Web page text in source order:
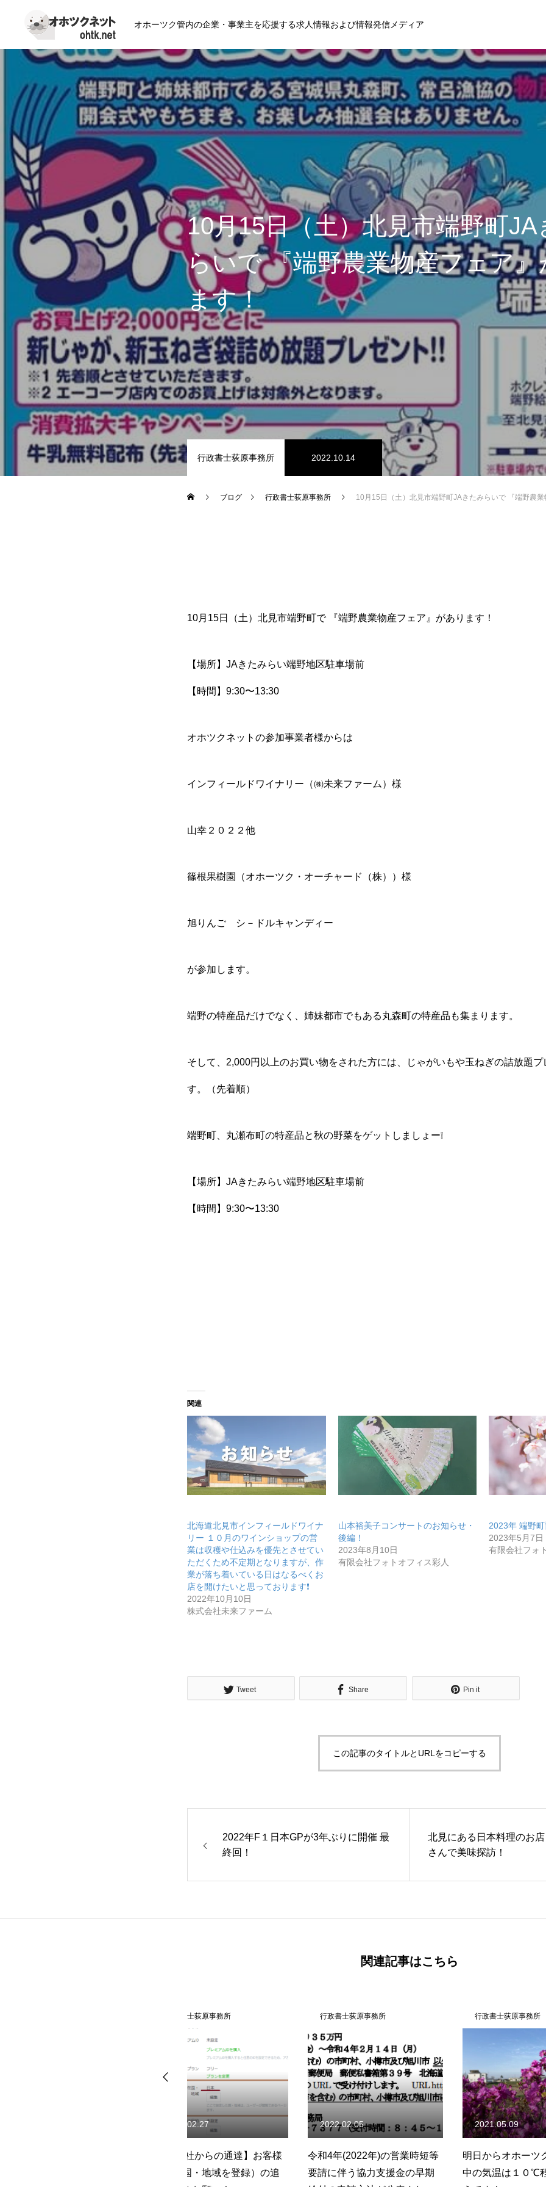
オホーツク管内の企業・事業主を応援する求人情報および情報発信メディア
北海道最強のビジネス課題解決コミュニティ【北海道オンラインアジト】
10月15日（土）北見市端野町JA
らいで 『端野農業物産フェア』
ます！
行政書士荻原事務所 2022.10.14
ブログ 行政書士荻原事務所 10月15日（土）北見市端野町JAきたみらいで 『端野農業
10月15日（土）北見市端野町で 『端野農業物産フェア』があります！
【場所】JAきたみらい端野地区駐車場前
【時間】9:30〜13:30
オホツクネットの参加事業者様からは
インフィールドワイナリー（㈱未来ファーム）様
山幸２０２２他
篠根果樹園（オホーツク・オーチャード（株））様
旭りんご シ－ドルキャンディー
が参加します。
端野の特産品だけでなく、姉妹都市でもある丸森町の特産品も集まります。
そして、2,000円以上のお買い物をされた方には、じゃがいもや玉ねぎの詰放題プ
す。（先着順）
端野町、丸瀬布町の特産品と秋の野菜をゲットしましょー❕
【場所】JAきたみらい端野地区駐車場前
【時間】9:30〜13:30
関連
北海道北見市インフィールドワイナ
リー １０月のワインショップの営
業は収穫や仕込みを優先とさせてい
ただくため不定期となりますが、作
業が落ち着いている日はなるべくお
店を開けたいと思っております❗
2022年10月10日
株式会社未来ファーム
山本裕美子コンサートのお知らせ・
後編！
2023年8月10日
有限会社フォトオフィス彩人
2023年 端野町
2023年5月7日
有限会社フォ
Tweet Share Pin it
この記事のタイトルとURLをコピーする
2022年F１日本GPが3年ぶりに開催 最
終回！
北見にある日本料理のお店
さんで美味探訪！
関連記事はこちら
行政書士荻原事務所
令和4年(2022年)の営業時短等
要請に伴う協力支援金の早期
2022.02.05
行政書士荻原事務所
明日からオホーツク地方の日
中の気温は１０℃程下がるよ
2021.05.09
行政書士荻
「低感染リ
枠」って